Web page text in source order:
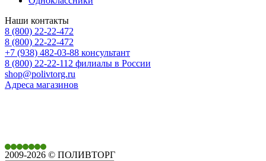
Наши контакты
8 (800) 22-22-472
8 (800) 22-22-472
+7 (938) 482-03-88 консультант
8 (800) 22-22-112 филиалы в России
shop@polivtorg.ru
Адреса магазинов
2009-2026 © ПОЛИВТОРГ